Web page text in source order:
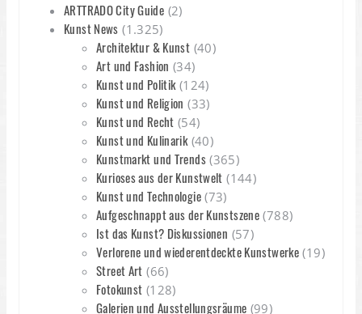
ARTTRADO City Guide (2)
Kunst News (1.325)
Architektur & Kunst (40)
Art und Fashion (34)
Kunst und Politik(124)
Kunst und Religion (33)
Kunst und Recht (54)
Kunst und Kulinarik(40)
Kunstmarkt und Trends(365)
Kurioses aus der Kunstwelt (144)
Kunst und Technologie(73)
Aufgeschnappt aus der Kunstszene (788)
Ist das Kunst? Diskussionen (57)
Verlorene und wiederentdeckte Kunstwerke (19)
Street Art (66)
Fotokunst (128)
Galerien und Ausstellungsräume (99)